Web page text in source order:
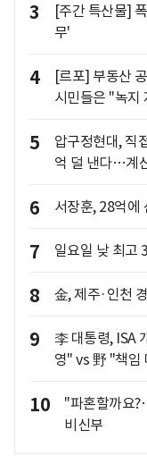
3
[주간 특산물]
무'
4
[르포] 부동산
시민들은 "녹지
5
압구정현대, 직
억 덜 낸다…계
6 서장훈, 28억에
7 일요일 낮 최고
8 金, 제주·인천
9
李 대통령, ISA
영" vs 野 "책임
10
"파혼할까요
비신부